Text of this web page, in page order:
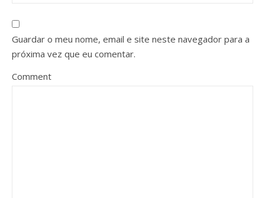
Guardar o meu nome, email e site neste navegador para a
próxima vez que eu comentar.
Comment